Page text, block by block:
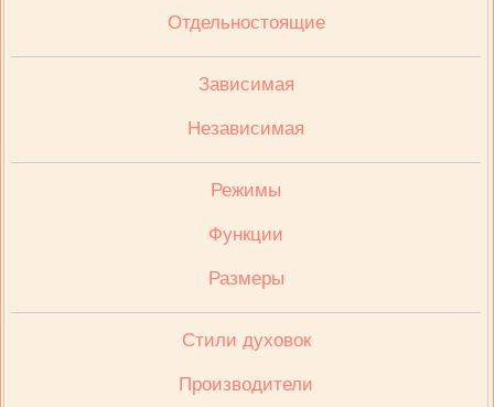
Отдельностоящие
Зависимая
Независимая
Режимы
Функции
Размеры
Стили духовок
Производители